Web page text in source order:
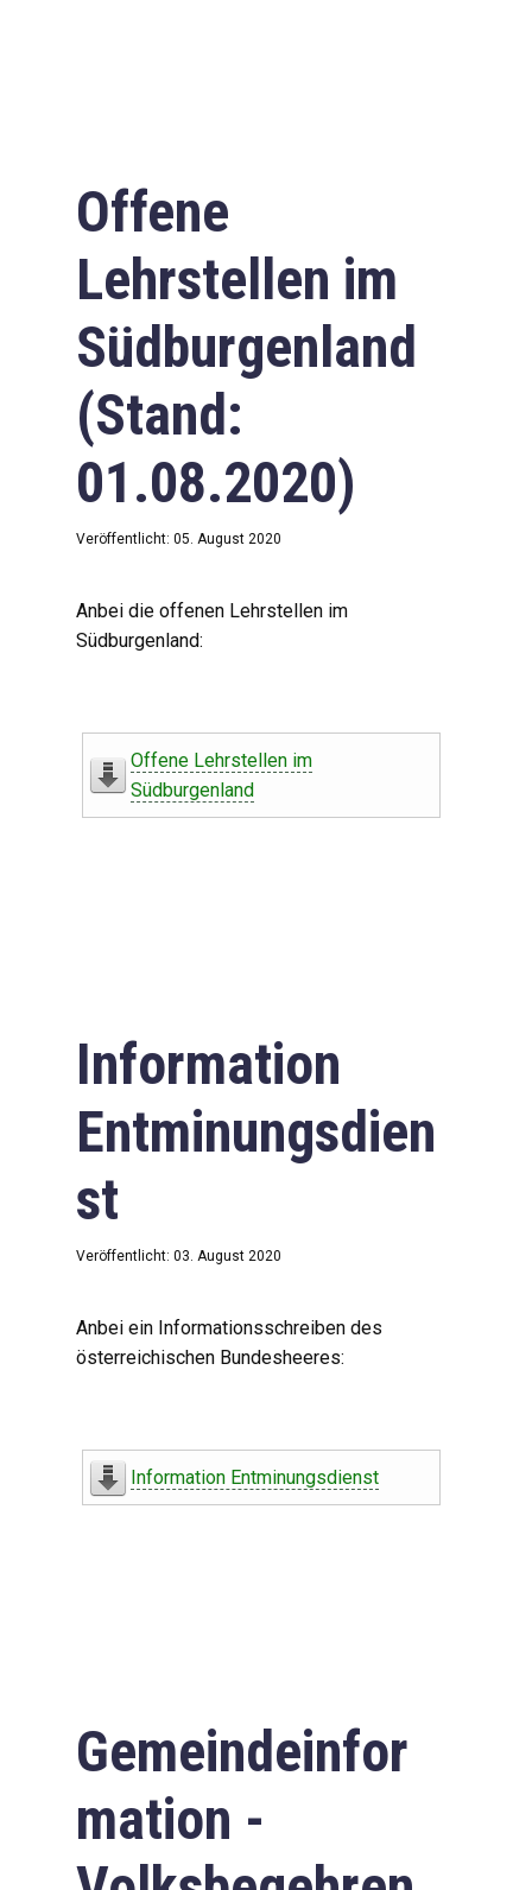
Offene
Lehrstellen im
Südburgenland
(Stand:
01.08.2020)
Veröffentlicht: 05. August 2020
Anbei die offenen Lehrstellen im
Südburgenland:
Offene Lehrstellen im
Südburgenland
Information
Entminungsdien
st
Veröffentlicht: 03. August 2020
Anbei ein Informationsschreiben des
österreichischen Bundesheeres:
Information Entminungsdienst
Gemeindeinfor
mation -